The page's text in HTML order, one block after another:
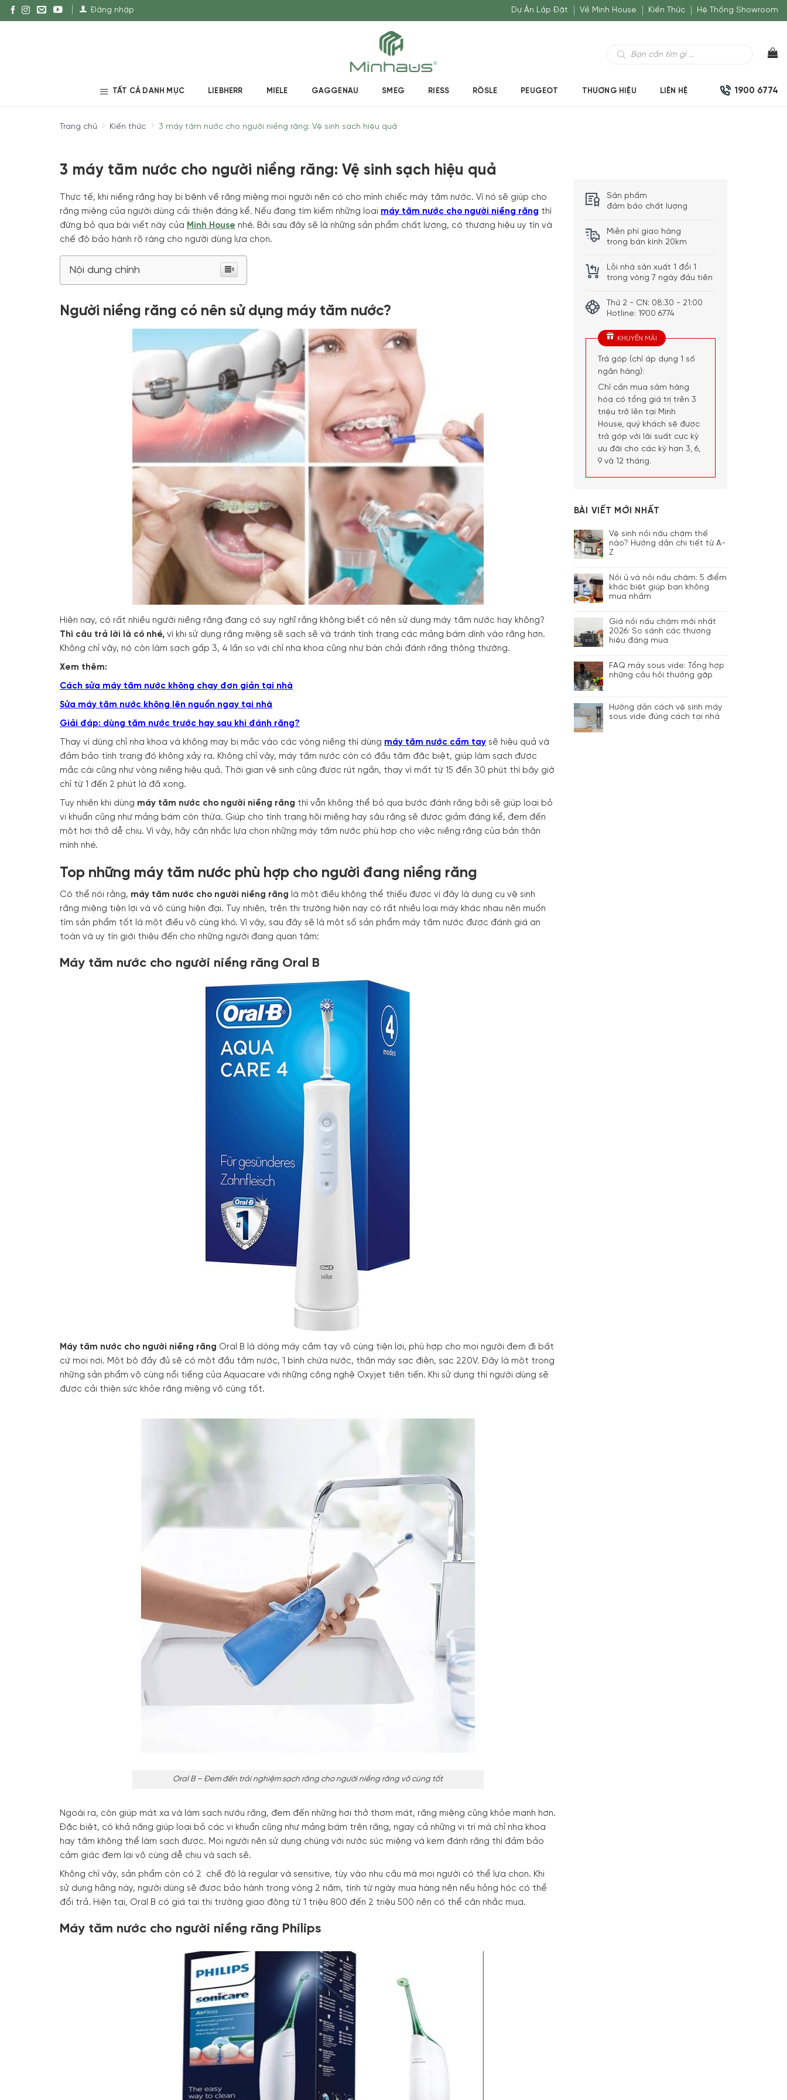
Đăng nhập Dự Án Lắp Đặt Về Minh House Kiến Thức Hệ Thống Showroom
kiếm
TẤT CẢ DANH MỤC LIEBHERR MIELE GAGGENAU SMEG RIESS RÖSLE PEUGEOT THƯƠNG HIỆU LIÊN HỆ 1900 6774
Trang chủ Kiến thức 3 máy tăm nước cho người niềng răng: Vệ sinh sạch hiệu quả
3 máy tăm nước cho người niềng răng: Vệ sinh sạch hiệu quả
Thực tế, khi niềng răng hay bị bệnh về răng miệng mọi người nên có cho mình chiếc máy tăm nước. Vì nó sẽ giúp cho
răng miệng của người dùng cải thiện đáng kể. Nếu đang tìm kiếm những loại máy tăm nước cho người niềng răng thì
đừng bỏ qua bài viết này của Minh House nhé. Bởi sau đây sẽ là những sản phẩm chất lượng, có thương hiệu uy tín và
chế độ bảo hành rõ ràng cho người dùng lựa chọn.
Nội dung chính
Người niềng răng có nên sử dụng máy tăm nước?
Hiện nay, có rất nhiều người niềng răng đang có suy nghĩ rằng không biết có nên sử dụng máy tăm nước hay không?
Thì câu trả lời là có nhé, vì khi sử dụng răng miệng sẽ sạch sẽ và tránh tình trạng các mảng bám dính vào răng hơn.
Không chỉ vậy, nó còn làm sạch gấp 3, 4 lần so với chỉ nha khoa cũng như bàn chải đánh răng thông thường.
Xem thêm:
Cách sửa máy tăm nước không chạy đơn giản tại nhà
Sửa máy tăm nước không lên nguồn ngay tại nhà
Giải đáp: dùng tăm nước trước hay sau khi đánh răng?
Thay vì dùng chỉ nha khoa và không may bị mắc vào các vòng niềng thì dùng máy tăm nước cầm tay sẽ hiệu quả và
đảm bảo tình trạng đó không xảy ra. Không chỉ vậy, máy tăm nước còn có đầu tăm đặc biệt, giúp làm sạch được
mắc cài cũng như vòng niềng hiệu quả. Thời gian vệ sinh cũng được rút ngắn, thay vì mất từ 15 đến 30 phút thì bây giờ
chỉ từ 1 đến 2 phút là đã xong.
Tuy nhiên khi dùng máy tăm nước cho người niềng răng thì vẫn không thể bỏ qua bước đánh răng bởi sẽ giúp loại bỏ
vi khuẩn cũng như mảng bám còn thừa. Giúp cho tình trạng hôi miêng hay sâu răng sẽ được giảm đáng kể, đem đến
một hơi thở dễ chịu. Vì vậy, hãy cân nhắc lựa chọn những máy tăm nước phù hợp cho việc niềng răng của bản thân
mình nhé.
Top những máy tăm nước phù hợp cho người đang niềng răng
Có thể nói rằng, máy tăm nước cho người niềng răng là một điều không thể thiếu được vì đây là dụng cụ vệ sinh
răng miệng tiện lợi và vô cùng hiện đại. Tuy nhiên, trên thị trường hiện nay có rất nhiều loại máy khác nhau nên muốn
tìm sản phẩm tốt là một điều vô cùng khó. Vì vậy, sau đây sẽ là một số sản phẩm máy tăm nước được đánh giá an
toàn và uy tín giới thiệu đến cho những người đang quan tâm:
Máy tăm nước cho người niềng răng Oral B
Máy tăm nước cho người niềng răng Oral B là dòng máy cầm tay vô cùng tiện lợi, phù hợp cho mọi người đem đi bất
cứ mọi nơi. Một bộ đầy đủ sẽ có một đầu tăm nước, 1 bình chứa nước, thân máy sạc điện, sạc 220V. Đây là một trong
những sản phẩm vô cùng nổi tiếng của Aquacare với những công nghệ Oxyjet tiên tiến. Khi sử dụng thì người dùng sẽ
được cải thiện sức khỏe răng miệng vô cùng tốt.
Oral B – Đem đến trải nghiệm sạch răng cho người niềng răng vô cùng tốt
Ngoài ra, còn giúp mát xa và làm sạch nướu răng, đem đến những hơi thở thơm mát, răng miệng cũng khỏe mạnh hơn.
Đặc biệt, có khả năng giúp loại bỏ các vi khuẩn cũng như mảng bám trên răng, ngay cả những vị trí mà chỉ nha khoa
hay tăm không thể làm sạch được. Mọi người nên sử dụng chúng với nước súc miệng và kem đánh răng thì đảm bảo
cảm giác đem lại vô cùng dễ chịu và sạch sẽ.
Không chỉ vậy, sản phẩm còn có 2 chế độ là regular và sensitive, tùy vào nhu cầu mà mọi người có thể lựa chọn. Khi
sử dụng hãng này, người dùng sẽ được bảo hành trong vòng 2 năm, tính từ ngày mua hàng nên nếu hỏng hóc có thể
đổi trả. Hiện tại, Oral B có giá tại thị trường giao động từ 1 triệu 800 đến 2 triệu 500 nên có thể cân nhắc mua.
Máy tăm nước cho người niềng răng Philips
Sản phẩm
đảm bảo chất lượng
Miễn phí giao hàng
trong bán kính 20km
Lỗi nhà sản xuất 1 đổi 1
trong vòng 7 ngày đầu tiên
Thứ 2 - CN: 08:30 - 21:00
Hotline: 1900 6774
KHUYẾN MÃI
Trả góp (chỉ áp dụng 1 số
ngân hàng):
Chỉ cần mua sắm hàng
hóa có tổng giá trị trên 3
triệu trở lên tại Minh
House, quý khách sẽ được
trả góp với lãi suất cực kỳ
ưu đãi cho các kỳ hạn 3, 6,
9 và 12 tháng.
BÀI VIẾT MỚI NHẤT
Vệ sinh nồi nấu chậm thế
nào? Hướng dẫn chi tiết từ A-
Z
Nồi ủ và nồi nấu chậm: 5 điểm
khác biệt giúp bạn không
mua nhầm
Giá nồi nấu chậm mới nhất
2026: So sánh các thương
hiệu đáng mua
FAQ máy sous vide: Tổng hợp
những câu hỏi thường gặp
Hướng dẫn cách vệ sinh máy
sous vide đúng cách tại nhà